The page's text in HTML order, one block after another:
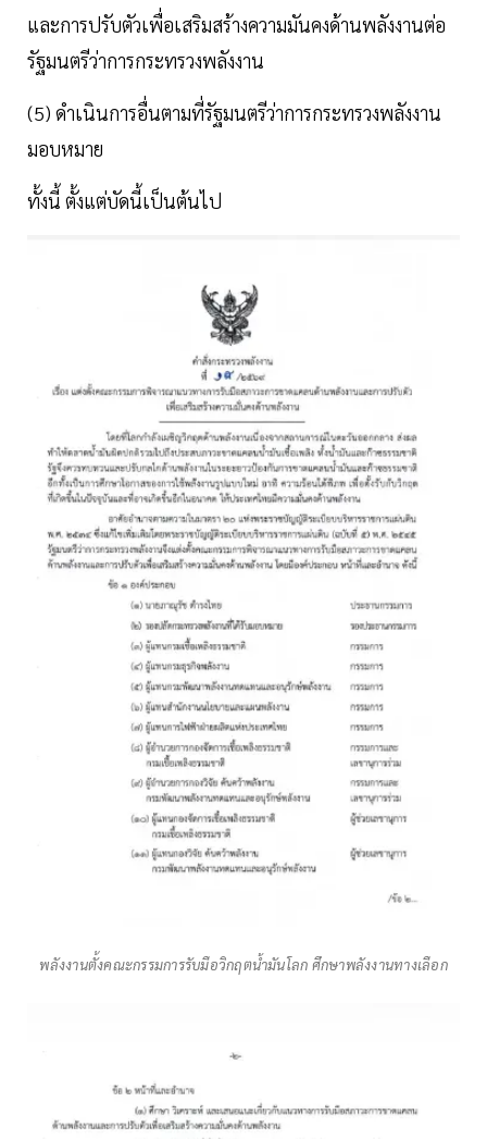
และการปรับตัวเพื่อเสริมสร้างความมันคงด้านพลังงานต่อ
รัฐมนตรีว่าการกระทรวงพลังงาน
(5) ดำเนินการอื่นตามที่รัฐมนตรีว่าการกระทรวงพลังงาน
มอบหมาย
ทั้งนี้ ตั้งแต่บัดนี้เป็นต้นไป
พลังงานตั้งคณะกรรมการรับมือวิกฤตน้ำมันโลก ศึกษาพลังงานทางเลือก